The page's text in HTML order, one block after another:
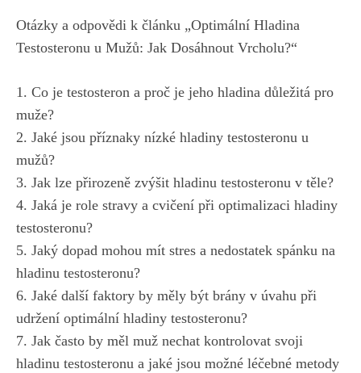
Otázky‍ a odpovědi ⁣k článku „Optimální Hladina
Testosteronu u Mužů: Jak Dosáhnout Vrcholu?“
1.⁤ Co je testosteron a proč ‍je jeho hladina důležitá ⁢pro
muže?
2. Jaké jsou příznaky nízké hladiny testosteronu‌ u
mužů?
3. Jak lze přirozeně zvýšit hladinu testosteronu v těle?
4. Jaká ⁢je ‍role stravy a⁣ cvičení při optimalizaci hladiny
testosteronu?
5. Jaký dopad ‌mohou mít stres a nedostatek spánku na⁣
hladinu testosteronu?
6.‍ Jaké další faktory by měly být⁢ brány v úvahu při
udržení optimální hladiny ⁤testosteronu?
7. Jak často by ⁤měl muž​ nechat‍ kontrolovat svoji
hladinu testosteronu a jaké ⁢jsou možné léčebné metody